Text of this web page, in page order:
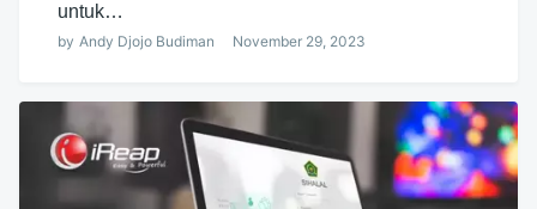
untuk…
by Andy Djojo Budiman November 29, 2023